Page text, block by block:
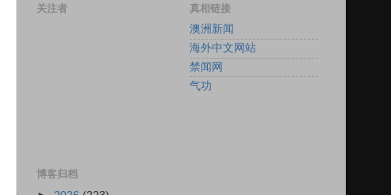
关注者
真相链接
澳洲新闻
海外中文网站
禁闻网
气功
博客归档